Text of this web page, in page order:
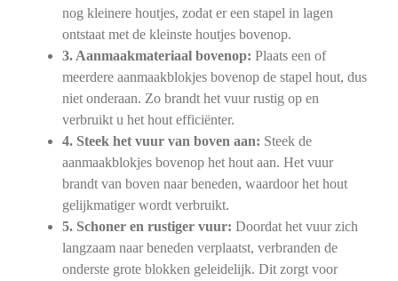
nog kleinere houtjes, zodat er een stapel in lagen
ontstaat met de kleinste houtjes bovenop.
3. Aanmaakmateriaal bovenop: Plaats een of
meerdere aanmaakblokjes bovenop de stapel hout, dus
niet onderaan. Zo brandt het vuur rustig op en
verbruikt u het hout efficiënter.
4. Steek het vuur van boven aan: Steek de
aanmaakblokjes bovenop het hout aan. Het vuur
brandt van boven naar beneden, waardoor het hout
gelijkmatiger wordt verbruikt.
5. Schoner en rustiger vuur: Doordat het vuur zich
langzaam naar beneden verplaatst, verbranden de
onderste grote blokken geleidelijk. Dit zorgt voor